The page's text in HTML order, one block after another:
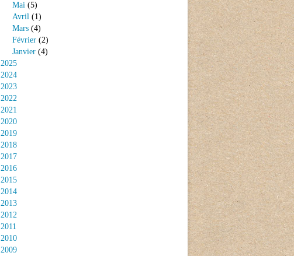
Mai (5)
Avril (1)
Mars (4)
Février (2)
Janvier (4)
2025
2024
2023
2022
2021
2020
2019
2018
2017
2016
2015
2014
2013
2012
2011
2010
2009